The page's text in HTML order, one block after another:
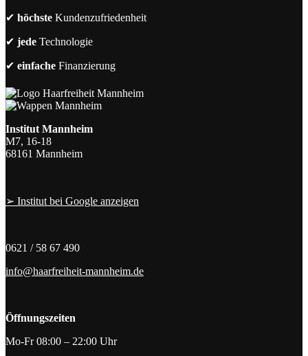
✔ höchste Kundenzufriedenheit
✔ jede Technologie
✔ einfache Finanzierung
Institut Mannheim
M7, 16-18
68161 Mannheim
➢ Institut bei Google anzeigen
0621 / 58 67 490
info@haarfreiheit-mannheim.de
Öffnungszeiten
Mo-Fr 08:00 – 22:00 Uhr